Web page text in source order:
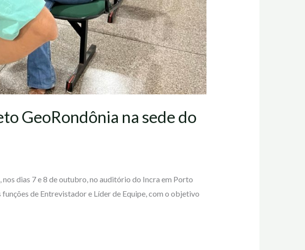
GeoRondônia na sede do
dias 7 e 8 de outubro, no auditório do Incra em Porto
de Entrevistador e Líder de Equipe, com o objetivo